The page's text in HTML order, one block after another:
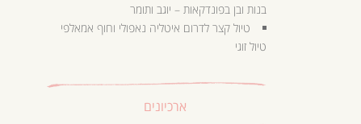
בנות ובן בפונדקאות – יוגב ותומר
טיול קצר לדרום איטליה נאפולי וחוף אמאלפי
טיול זוגי
ארכיונים